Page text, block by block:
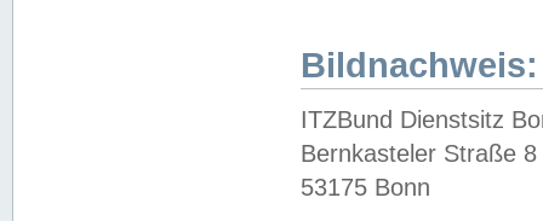
Bildnachweis:
ITZBund Dienstsitz
Bernkasteler Straße 8
53175 Bonn